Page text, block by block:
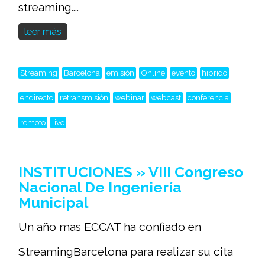
streaming....
leer más
Streaming Barcelona emisión Online evento hibrido
endirecto retransmisión webinar webcast conferencia
remoto live
INSTITUCIONES » VIII Congreso
Nacional De Ingeniería
Municipal
Un año mas ECCAT ha confiado en
StreamingBarcelona para realizar su cita